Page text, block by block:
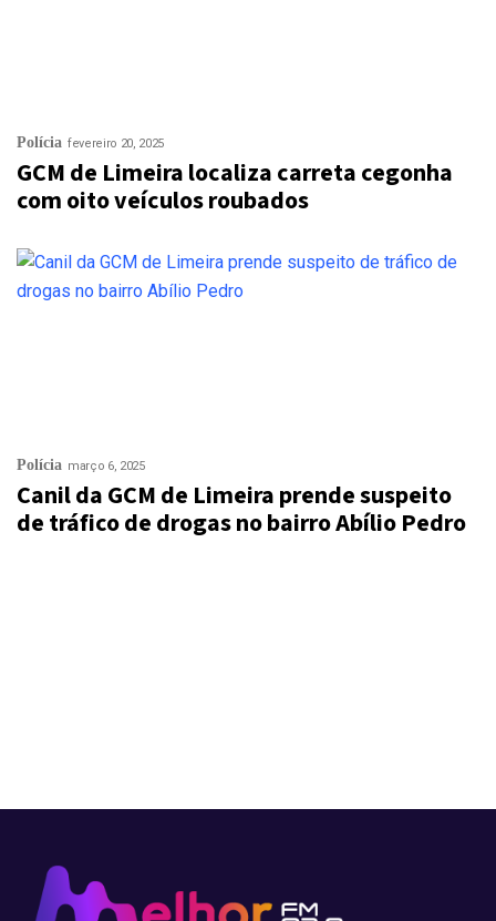
Polícia fevereiro 20, 2025
GCM de Limeira localiza carreta cegonha
com oito veículos roubados
Polícia março 6, 2025
Canil da GCM de Limeira prende suspeito
de tráfico de drogas no bairro Abílio Pedro